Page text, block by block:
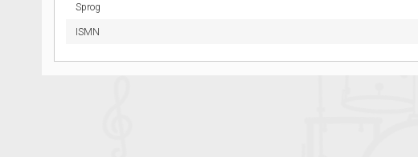
Sprog
ISMN